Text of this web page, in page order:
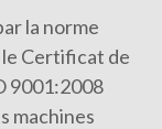
la norme
le Certificat de
9001:2008
machines